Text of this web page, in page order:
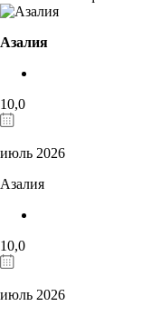
Азалия
10,0
июль 2026
Азалия
10,0
июль 2026